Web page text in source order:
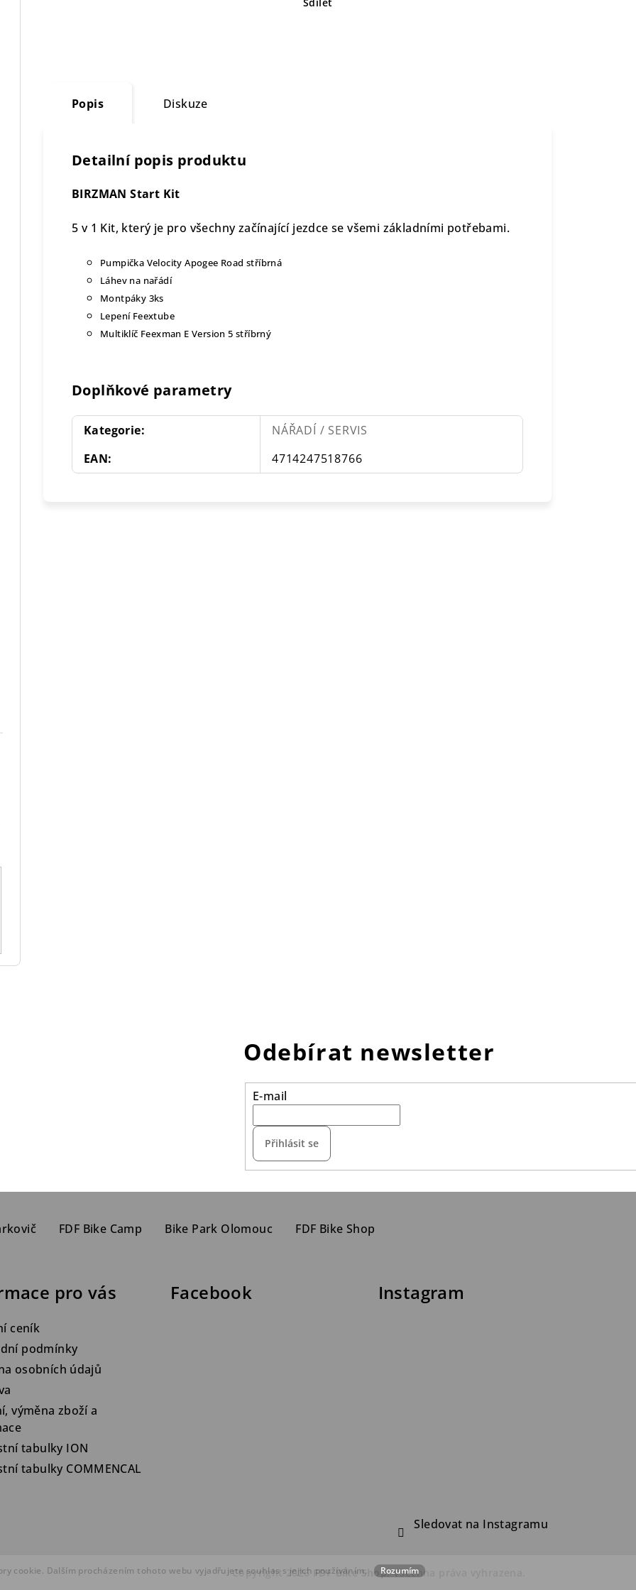
cookie. Dalším procházením tohoto webu vyjadřujete souhlas s jejich používáním. Rozumím
Popis Diskuze
Detailní popis produktu
BIRZMAN Start Kit
5 v 1 Kit, který je pro všechny začínající jezdce se všemi základními potřebami.
Pumpička Velocity Apogee Road stříbrná
Láhev na nařádí
Montpáky 3ks
Lepení Feextube
Multiklíč Feexman E Version 5 stříbrný
Doplňkové parametry
Kategorie:
NÁŘADÍ / SERVIS
EAN: 4714247518766
Odebírat newsletter
E-mail
Přihlásit se
FDF Bike Camp Bike Park Olomouc FDF Bike Shop
pro vás
ceník
podmínky
osobních údajů
výměna zboží a
tabulky ION
tabulky COMMENCAL
Facebook Instagram
Sledovat na Instagramu
Copyright 2026 FDF Bike Shop. Všechna práva vyhrazena.